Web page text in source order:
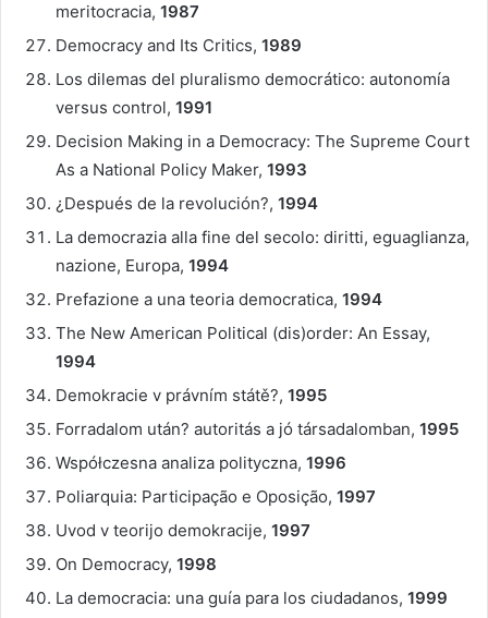
meritocracia, 1987
Democracy and Its Critics, 1989
Los dilemas del pluralismo democrático: autonomía
versus control, 1991
Decision Making in a Democracy: The Supreme Court
As a National Policy Maker, 1993
¿Después de la revolución?, 1994
La democrazia alla fine del secolo: diritti, eguaglianza,
nazione, Europa, 1994
Prefazione a una teoria democratica, 1994
The New American Political (dis)order: An Essay,
1994
Demokracie v právním státě?, 1995
Forradalom után? autoritás a jó társadalomban, 1995
Współczesna analiza polityczna, 1996
Poliarquia: Participação e Oposição, 1997
Uvod v teorijo demokracije, 1997
On Democracy, 1998
La democracia: una guía para los ciudadanos, 1999